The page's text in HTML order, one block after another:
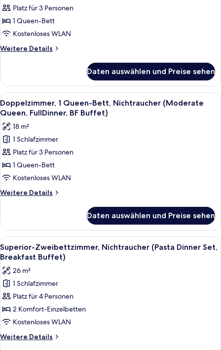
Queen-
Bett,
Nichtraucher
(Pasta
Dinner/BF
anzeigen
Platz für 3 Personen
1 Queen-Bett
Kostenloses WLAN
Weitere Details
Weitere
1
Queen-
Bett,
Nichtraucher
Dinner/BF
Buffet)
Daten auswählen und Preise sehen
Alle
Fotos
für
Doppelzimmer,
Queen-
Bett,
Nichtraucher
(Moderate
Queen,
BF
Buffet)
anzeigen
Zwei ordentlich gefaltete Hemden
5
Doppelzimmer, 1 Queen-Bett, Nichtraucher (Moderate
Queen, FullDinner, BF Buffet)
18 m²
1 Schlafzimmer
Platz für 3 Personen
1 Queen-Bett
Kostenloses WLAN
Weitere Details
Weitere
1
Queen-
Bett,
Nichtraucher
Queen,
FullDinner,
BF
Buffet)
Daten auswählen und Preise sehen
Alle
Fotos
für
Superior-
Zweibettzimmer,
Nichtraucher
(Pasta
Dinner
Set,
Breakfast
Ein Hotelzimmer mit Bett, Nachttisch
4
Superior-Zweibettzimmer, Nichtraucher (Pasta Dinner Set,
Breakfast Buffet)
26 m²
1 Schlafzimmer
Platz für 4 Personen
2 Komfort-Einzelbetten
Kostenloses WLAN
Weitere Details
Weitere